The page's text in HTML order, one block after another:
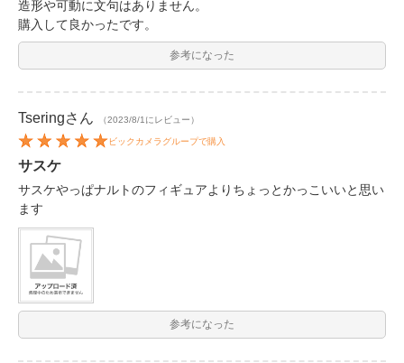
造形や可動に文句はありません。
購入して良かったです。
参考になった
Tseringさん （2023/8/1にレビュー）
ビックカメラグループで購入
サスケ
サスケやっぱナルトのフィギュアよりちょっとかっこいいと思い
ます
参考になった